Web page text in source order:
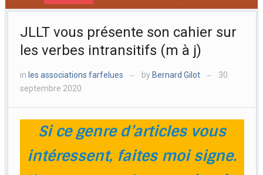
JLLT vous présente son cahier sur
les verbes intransitifs (m à j)
in les associations farfelues — by Bernard Gilot —
30
septembre 2020
Si ce genre d’articles vous
intéressent, faites moi signe.